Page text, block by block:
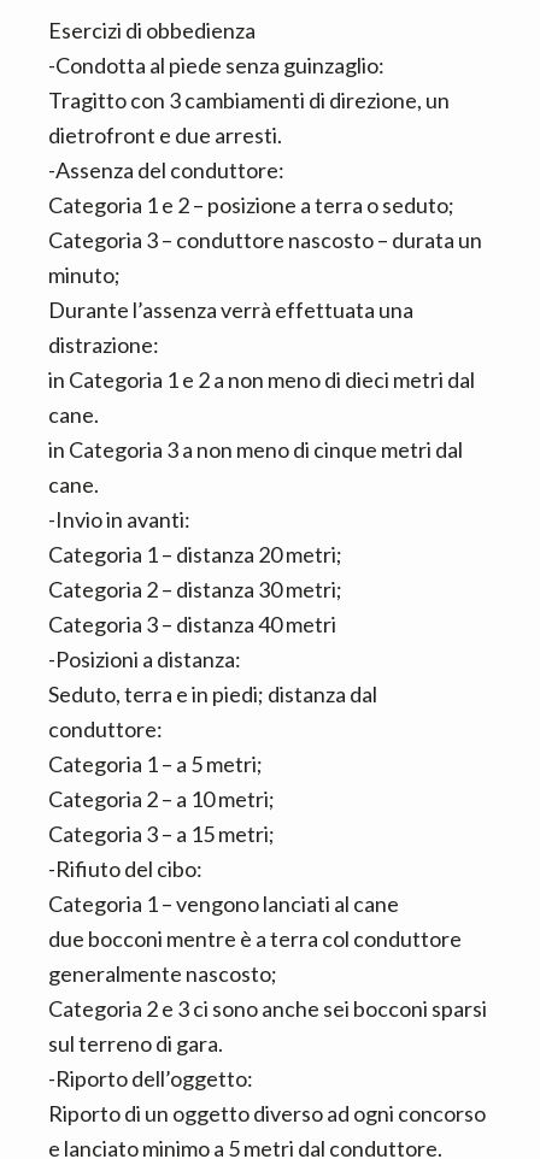
Esercizi di obbedienza
-Condotta al piede senza guinzaglio:
Tragitto con 3 cambiamenti di direzione, un
dietrofront e due arresti.
-Assenza del conduttore:
Categoria 1 e 2 – posizione a terra o seduto;
Categoria 3 – conduttore nascosto – durata un
minuto;
Durante l’assenza verrà effettuata una
distrazione:
in Categoria 1 e 2 a non meno di dieci metri dal
cane.
in Categoria 3 a non meno di cinque metri dal
cane.
-Invio in avanti:
Categoria 1 – distanza 20 metri;
Categoria 2 – distanza 30 metri;
Categoria 3 – distanza 40 metri
-Posizioni a distanza:
Seduto, terra e in piedi; distanza dal
conduttore:
Categoria 1 – a 5 metri;
Categoria 2 – a 10 metri;
Categoria 3 – a 15 metri;
-Rifiuto del cibo:
Categoria 1 – vengono lanciati al cane
due bocconi mentre è a terra col conduttore
generalmente nascosto;
Categoria 2 e 3 ci sono anche sei bocconi sparsi
sul terreno di gara.
-Riporto dell’oggetto:
Riporto di un oggetto diverso ad ogni concorso
e lanciato minimo a 5 metri dal conduttore.